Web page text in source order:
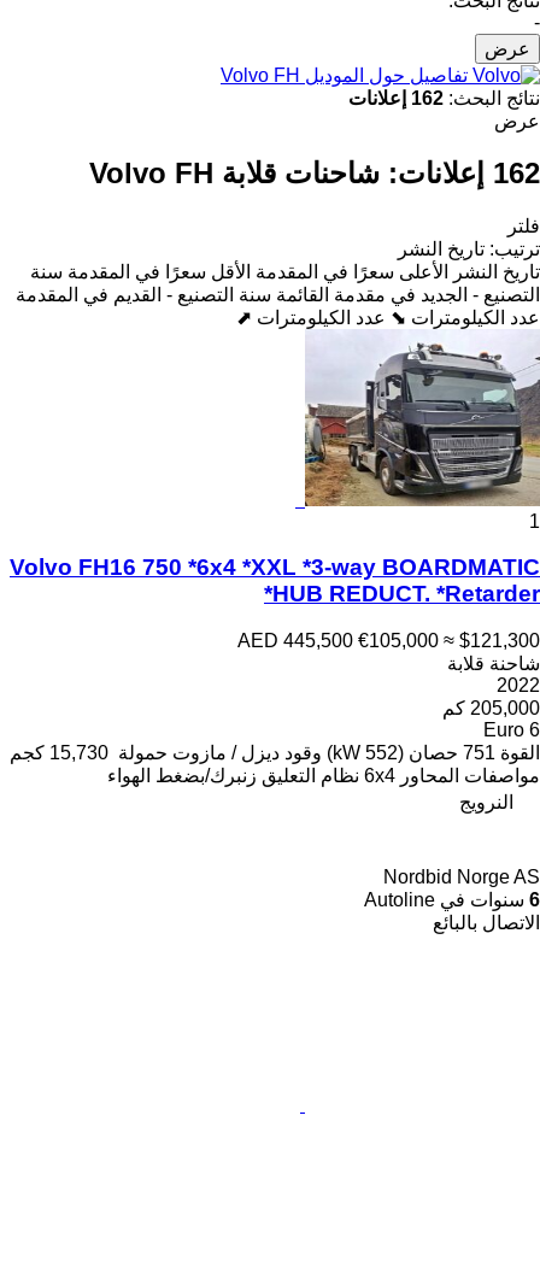
-
عرض
تفاصيل حول الموديل Volvo FH
نتائج البحث: 162 إعلانات
عرض
162 إعلانات: شاحنات قلابة Volvo FH
فلتر
ترتيب: تاريخ النشر
تاريخ النشر
الأعلى سعرًا في المقدمة الأقل سعرًا في المقدمة سنة
التصنيع - الجديد في مقدمة القائمة سنة التصنيع - القديم في المقدمة
عدد الكيلومترات ⬊ عدد الكيلومترات ⬈
1
Volvo FH16 750 *6x4 *XXL *3-way BOARDMATIC
*HUB REDUCT. *Retarder
AED 445,500 €105,000 ≈ $121,300
شاحنة قلابة
2022
205,000 كم
Euro 6
القوة 751 حصان (552 kW) وقود ديزل / مازوت حمولة 15,730 كجم
مواصفات المحاور 6x4 نظام التعليق زنبرك/بضغط الهواء
النرويج
Nordbid Norge AS
6 سنوات في Autoline
الاتصال بالبائع